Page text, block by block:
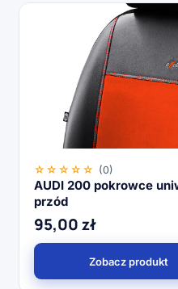
☆☆☆☆☆ (0)
AUDI 200 pokrowce
przód
95,00zł
Zobacz produkt